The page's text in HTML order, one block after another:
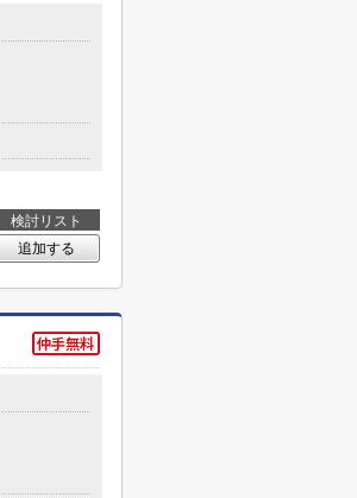
検討リスト
追加する